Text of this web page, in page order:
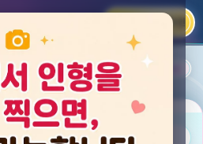
카카오 로그인
내 주변 즐겨찾기